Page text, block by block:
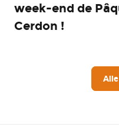
week-end de
Cerdon !